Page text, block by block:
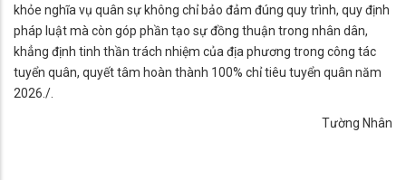
khỏe nghĩa vụ quân sự không chỉ bảo đảm đúng quy trình, quy định
pháp luật mà còn góp phần tạo sự đồng thuận trong nhân dân,
khẳng định tinh thần trách nhiệm của địa phương trong công tác
tuyển quân, quyết tâm hoàn thành 100% chỉ tiêu tuyển quân năm
2026./.
Tường Nhân